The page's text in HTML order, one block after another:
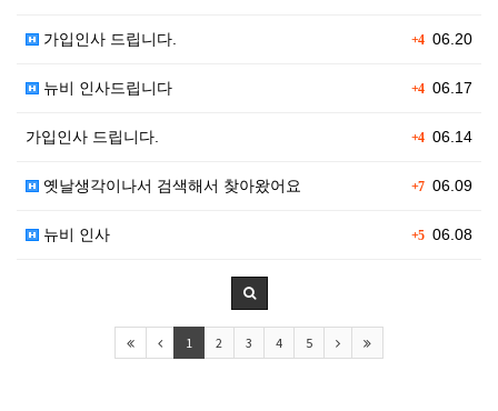
+406.20
가입인사 드립니다.
+406.17
뉴비 인사드립니다
+406.14
가입인사 드립니다.
+706.09
옛날생각이나서 검색해서 찾아왔어요
+506.08
뉴비 인사
1 2 3 4 5